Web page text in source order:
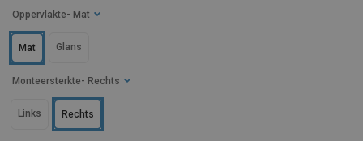
Oppervlakte - Mat
Mat Glans
Monteersterkte - Rechts
Links Rechts